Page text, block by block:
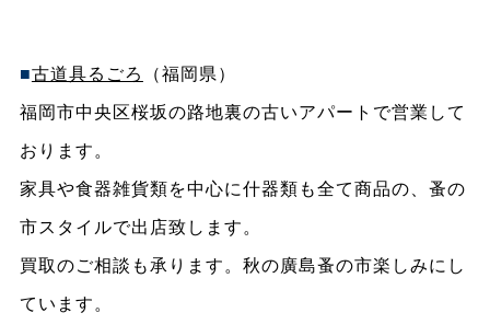
■古道具るごろ （福岡県）
福岡市中央区桜坂の路地裏の古いアパートで営業して
おります。
家具や食器雑貨類を中心に什器類も全て商品の、蚤の
市スタイルで出店致します。
買取のご相談も承ります。秋の廣島蚤の市楽しみにし
ています。